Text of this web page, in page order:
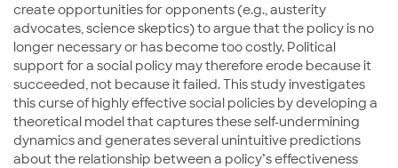
create opportunities for opponents (e.g., austerity
advocates, science skeptics) to argue that the policy is no
longer necessary or has become too costly. Political
support for a social policy may therefore erode because it
succeeded, not because it failed. This study investigates
this curse of highly effective social policies by developing a
theoretical model that captures these self-undermining
dynamics and generates several unintuitive predictions
about the relationship between a policy’s effectiveness